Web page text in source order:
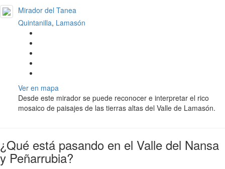
Mirador del Tanea
Quintanilla, Lamasón
Ver en mapa
Desde este mirador se puede reconocer e interpretar el rico
mosaico de paisajes de las tierras altas del Valle de Lamasón.
¿Qué está pasando en el Valle del Nansa
y Peñarrubia?